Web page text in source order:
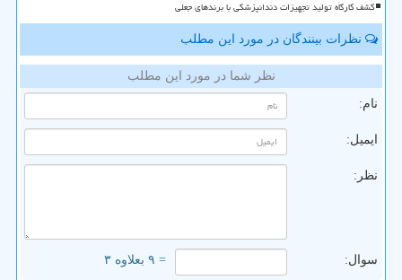
کشف کارگاه تولید تجهیزات دندانپزشکی با برندهای جعلی
نظرات بینندگان در مورد این مطلب
نظر شما در مورد این مطلب
نام:
ایمیل:
نظر:
سوال: = ۹ بعلاوه ۳